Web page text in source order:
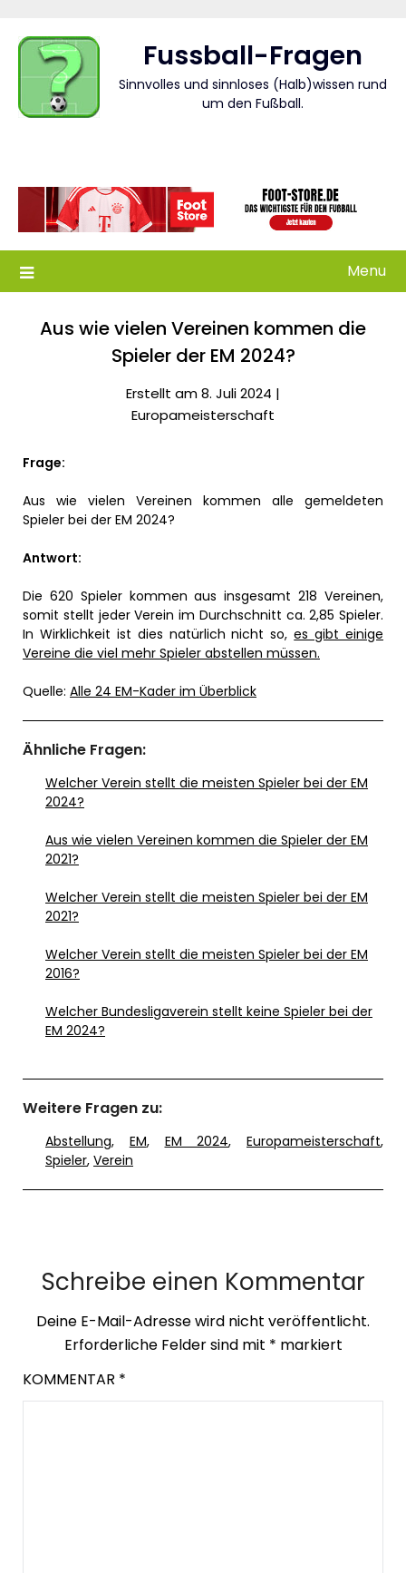
content
Fussball-Fragen
Sinnvolles und sinnloses (Halb)wissen rund
um den Fußball.
Menu
Aus wie vielen Vereinen kommen die
Spieler der EM 2024?
Erstellt am 8. Juli 2024 |
Europameisterschaft
Frage:
Aus wie vielen Vereinen kommen alle gemeldeten
Spieler bei der EM 2024?
Antwort:
Die 620 Spieler kommen aus insgesamt 218 Vereinen,
somit stellt jeder Verein im Durchschnitt ca. 2,85 Spieler.
In Wirklichkeit ist dies natürlich nicht so,es gibt einige
Vereine die viel mehr Spieler abstellen müssen.
Quelle: Alle 24 EM-Kader im Überblick
Ähnliche Fragen:
Welcher Verein stellt die meisten Spieler bei der EM
2024?
Aus wie vielen Vereinen kommen die Spieler der EM
2021?
Welcher Verein stellt die meisten Spieler bei der EM
2021?
Welcher Verein stellt die meisten Spieler bei der EM
2016?
Welcher Bundesligaverein stellt keine Spieler bei der
EM 2024?
Weitere Fragen zu:
Abstellung, EM, EM 2024, Europameisterschaft,
Spieler, Verein
Schreibe einen Kommentar
Deine E-Mail-Adresse wird nicht veröffentlicht.
Erforderliche Felder sind mit * markiert
KOMMENTAR *